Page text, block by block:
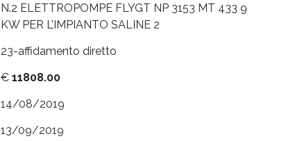
N.2 ELETTROPOMPE FLYGT NP 3153 MT 433 9
KW PER L’IMPIANTO SALINE 2
23-affidamento diretto
€ 11808.00
14/08/2019
13/09/2019